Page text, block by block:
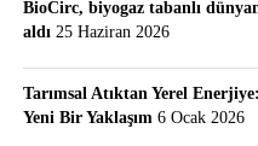
BioCirc, biyogaz tabanlı
aldı 25 Haziran 2026
Tarımsal Atıktan Yerel
Yeni Bir Yaklaşım 6 Ocak 2026